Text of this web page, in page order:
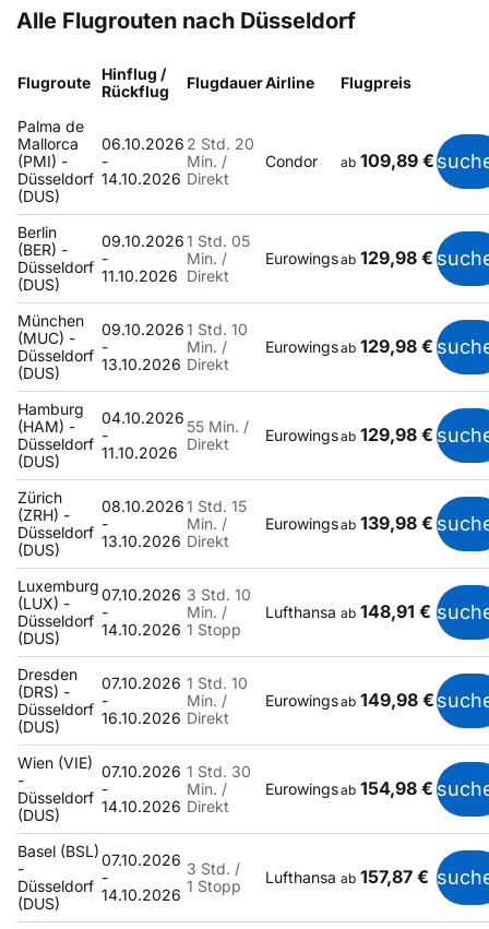
Alle Flugrouten nach Düsseldorf
Flugroute
Hinflug /
Rückflug
FlugdauerAirline Flugpreis
Palma de
Mallorca
(PMI) -
Düsseldorf
(DUS)
06.10.2026
-
14.10.2026
2 Std. 20
Min. /
Direkt
Condor ab 109,89 €
Berlin
(BER) -
Düsseldorf
(DUS)
09.10.2026
-
11.10.2026
1 Std. 05
Min. /
Direkt
Eurowingsab 129,98 €
München
(MUC) -
Düsseldorf
(DUS)
09.10.2026
-
13.10.2026
1 Std. 10
Min. /
Direkt
Eurowingsab 129,98 €
Hamburg
(HAM) -
Düsseldorf
(DUS)
04.10.2026
-
11.10.2026
55 Min. /
Direkt
Eurowingsab 129,98 €
Zürich
(ZRH) -
Düsseldorf
(DUS)
08.10.2026
-
13.10.2026
1 Std. 15
Min. /
Direkt
Eurowingsab 139,98 €
Luxemburg
(LUX) -
Düsseldorf
(DUS)
07.10.2026
-
14.10.2026
3 Std. 10
Min. /
1 Stopp
Lufthansa ab 148,91 €
Dresden
(DRS) -
Düsseldorf
(DUS)
07.10.2026
-
16.10.2026
1 Std. 10
Min. /
Direkt
Eurowingsab 149,98 €
Wien (VIE)
-
Düsseldorf
(DUS)
07.10.2026
-
14.10.2026
1 Std. 30
Min. /
Direkt
Eurowingsab 154,98 €
Basel (BSL)
-
Düsseldorf
(DUS)
07.10.2026
-
14.10.2026
3 Std. /
1 Stopp
Lufthansa ab 157,87 €